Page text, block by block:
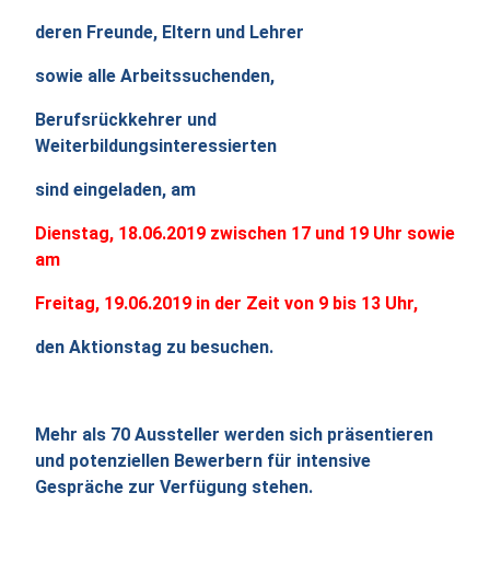
deren Freunde, Eltern und Lehrer
sowie alle Arbeitssuchenden,
Berufsrückkehrer und
Weiterbildungsinteressierten
sind eingeladen, am
Dienstag, 18.06.2019 zwischen 17 und 19 Uhr sowie
am
Freitag, 19.06.2019 in der Zeit von 9 bis 13 Uhr,
den Aktionstag zu besuchen.
Mehr als 70 Aussteller werden sich präsentieren
und potenziellen Bewerbern für intensive
Gespräche zur Verfügung stehen.